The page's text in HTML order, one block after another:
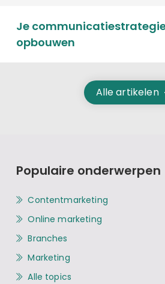
Je
opbouwen
Alle artikelen
Populaire onderwerpen
Contentmarketing
Online marketing
Branches
Marketing
Alle topics